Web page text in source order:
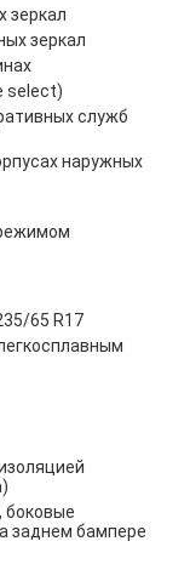
зеркал
зеркал
select)
служб
наружных
65 R17
боковые
заднем бампере